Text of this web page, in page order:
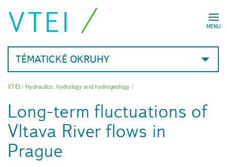
MENU
VTEI
TÉMATICKÉ OKRUHY
VTEI/ Hydraulics, hydrology and hydrogeology /
Long-term fluctuations of
Vltava River flows in
Prague